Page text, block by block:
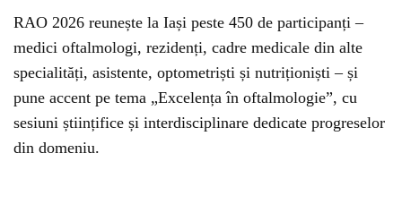
RAO 2026 reunește la Iași peste 450 de participanți –
medici oftalmologi, rezidenți, cadre medicale din alte
specialități, asistente, optometriști și nutriționiști – și
pune accent pe tema „Excelența în oftalmologie”, cu
sesiuni științifice și interdisciplinare dedicate progreselor
din domeniu.